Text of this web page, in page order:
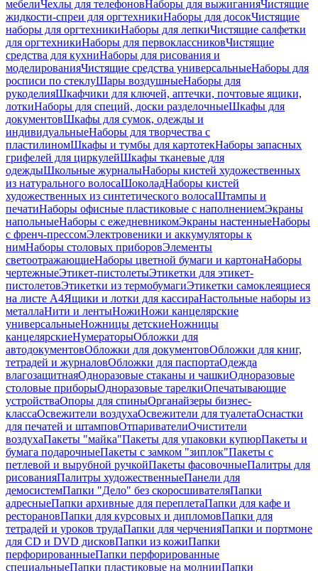
мебелиЧехлы для телефоновНаборы для выжиганияЧистящие
жидкости-спреи для оргтехникиНаборы для досокЧистящие
наборы для оргтехникиНаборы для лепкиЧистящие салфетки
для оргтехникиНаборы для первоклассниковЧистящие
средства для кухниНаборы для рисования и
моделированияЧистящие средства универсальныеНаборы для
росписи по стеклуШары воздушныеНаборы для
рукоделияШкафчики для ключей, аптечки, почтовые ящики,
лоткиНаборы для специй, доски разделочныеШкафы для
документовШкафы для сумок, одежды и
индивидуальныеНаборы для творчества с
пластилиномШкафы и тумбы для картотекНаборы запасных
грифелей для циркулейШкафы тканевые для
одеждыШкольные журналыНаборы кистей художественных
из натурального волосаШоколадНаборы кистей
художественных из синтетического волосаШтампы и
печатиНаборы офисные пластиковые с наполнениемЭкраны
напольныеНаборы с ежедневникомЭкраны настенныеНаборы
с френч-прессомЭлектровеники и аккумуляторы к
нимНаборы столовых приборовЭлементы
светоотражающиеНаборы цветной бумаги и картонаНаборы
чертежныеЭтикет-пистолетыЭтикетки для этикет-
пистолетовЭтикетки из термобумагиЭтикетки самоклеящиеся
на листе А4Ящики и лотки для кассираНастольные наборы из
металлаНити и лентыНожиНожи канцелярские
универсальныеНожницы детскиеНожницы
канцелярскиеНумераторыОбложки для
автодокументовОбложки для документовОбложки для книг,
тетрадей и журналовОбложки для паспортаОдежда
влагозащитнаяОдноразовые стаканы и чашкиОдноразовые
столовые приборыОдноразовые тарелкиОпечатывающие
устройстваОпоры для спиныОрганайзеры бизнес-
классаОсвежители воздухаОсвежители для туалетаОснастки
для печатей и штамповОтпаривателиОчистители
воздухаПакеты "майка"Пакеты для упаковки купюрПакеты и
бумага подарочныеПакеты с замком "зиплок"Пакеты с
петлевой и вырубной ручкойПакеты фасовочныеПалитры для
рисованияПалитры художественныеПанели для
демосистемПапки "Дело" без скоросшивателяПапки
адресныеПапки архивные для переплетаПапки для кафе и
ресторановПапки для курсовых и дипломовПапки для
тетрадей и уроков трудаПапки для черченияПапки и портмоне
для CD и DVD дисковПапки из кожиПапки
перфорированныеПапки перфорированные
специальныеПапки пластиковые на молнииПапки